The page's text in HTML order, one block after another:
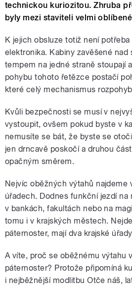
technickou kuriozitou. Zhruba
byly mezi staviteli velmi
K jejich obsluze totiž není potřeba
elektronika. Kabiny zavěšené nad
tempem na jedné straně stoupají
pohybu tohoto řetězce postačí
které celý mechanismus
Kvůli bezpečnosti se musí v
vystoupit, ovšem pokud byste v
nemusíte se bát, že byste se
jen drncavě poskočí a druhou
opačným směrem.
Nejvíc oběžných výtahů najdeme
úřadech. Dodnes funkční jezdí
v bankách, fakultách nebo na
tomu i v krajských městech.
páternoster, mají dva krajské
A víte, proč se oběžnému výtahu
páternoster? Protože připomíná
i nejběžnější modlitbu Otče náš,